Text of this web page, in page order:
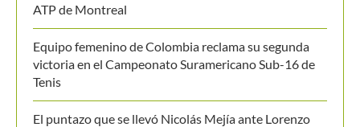
ATP de Montreal
Equipo femenino de Colombia reclama su segunda
victoria en el Campeonato Suramericano Sub-16 de
Tenis
El puntazo que se llevó Nicolás Mejía ante Lorenzo